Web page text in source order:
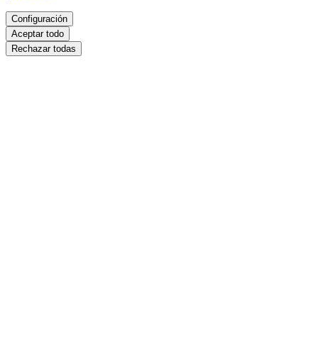
Configuración
Aceptar todo
Rechazar todas